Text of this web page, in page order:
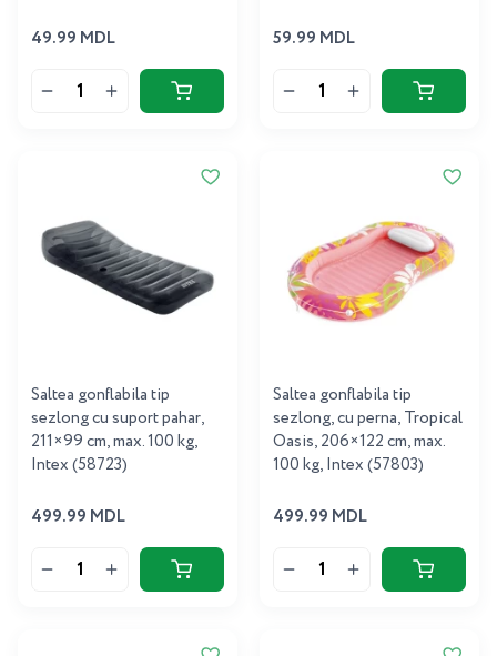
49.99 MDL 59.99 MDL
Saltea gonflabila tip
sezlong cu suport pahar,
211×99 cm, max. 100 kg,
Intex (58723)
499.99 MDL
Saltea gonflabila tip
sezlong, cu perna, Tropical
Oasis, 206×122 cm, max.
100 kg, Intex (57803)
499.99 MDL